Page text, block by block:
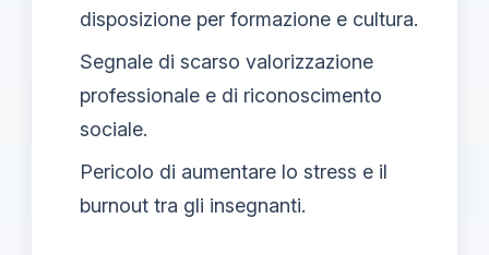
disposizione per formazione e cultura.
Segnale di scarso valorizzazione
professionale e di riconoscimento
sociale.
Pericolo di aumentare lo stress e il
burnout tra gli insegnanti.